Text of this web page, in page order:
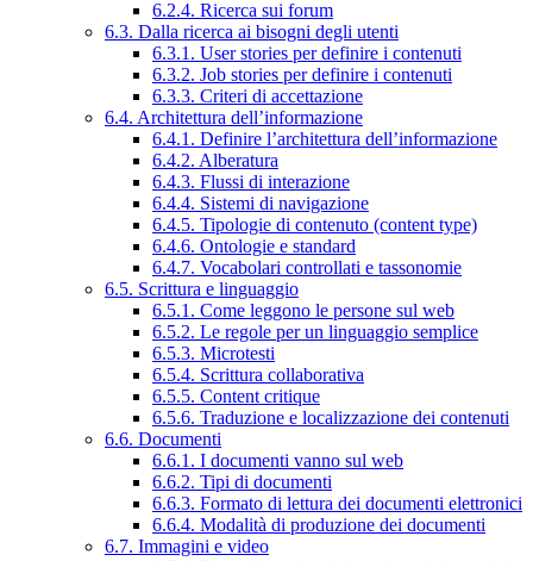
6.2.4. Ricerca sui forum
6.3. Dalla ricerca ai bisogni degli utenti
6.3.1. User stories per definire i contenuti
6.3.2. Job stories per definire i contenuti
6.3.3. Criteri di accettazione
6.4. Architettura dell’informazione
6.4.1. Definire l’architettura dell’informazione
6.4.2. Alberatura
6.4.3. Flussi di interazione
6.4.4. Sistemi di navigazione
6.4.5. Tipologie di contenuto (content type)
6.4.6. Ontologie e standard
6.4.7. Vocabolari controllati e tassonomie
6.5. Scrittura e linguaggio
6.5.1. Come leggono le persone sul web
6.5.2. Le regole per un linguaggio semplice
6.5.3. Microtesti
6.5.4. Scrittura collaborativa
6.5.5. Content critique
6.5.6. Traduzione e localizzazione dei contenuti
6.6. Documenti
6.6.1. I documenti vanno sul web
6.6.2. Tipi di documenti
6.6.3. Formato di lettura dei documenti elettronici
6.6.4. Modalità di produzione dei documenti
6.7. Immagini e video